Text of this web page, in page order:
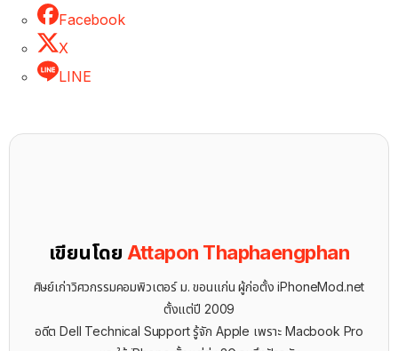
Facebook
X
LINE
เขียนโดย Attapon Thaphaengphan
ศิษย์เก่าวิศวกรรมคอมพิวเตอร์ ม. ขอนแก่น ผู้ก่อตั้ง iPhoneMod.net
ตั้งแต่ปี 2009
อดีต Dell Technical Support รู้จัก ​Apple เพราะ Macbook Pro